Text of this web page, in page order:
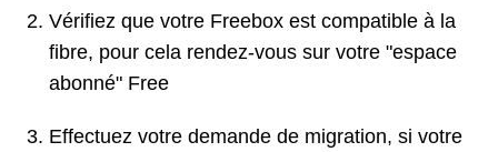
Vérifiez que votre Freebox est compatible à la
fibre, pour cela rendez-vous sur votre "espace
abonné" Free
Effectuez votre demande de migration, si votre